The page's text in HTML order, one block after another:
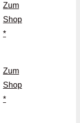
Zum
Shop
*
Zum
Shop
*